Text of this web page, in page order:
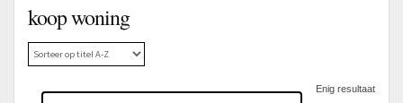
koop woning
Enig resultaat